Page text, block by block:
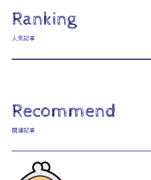
Ranking
人気記事
Recommend
関連記事